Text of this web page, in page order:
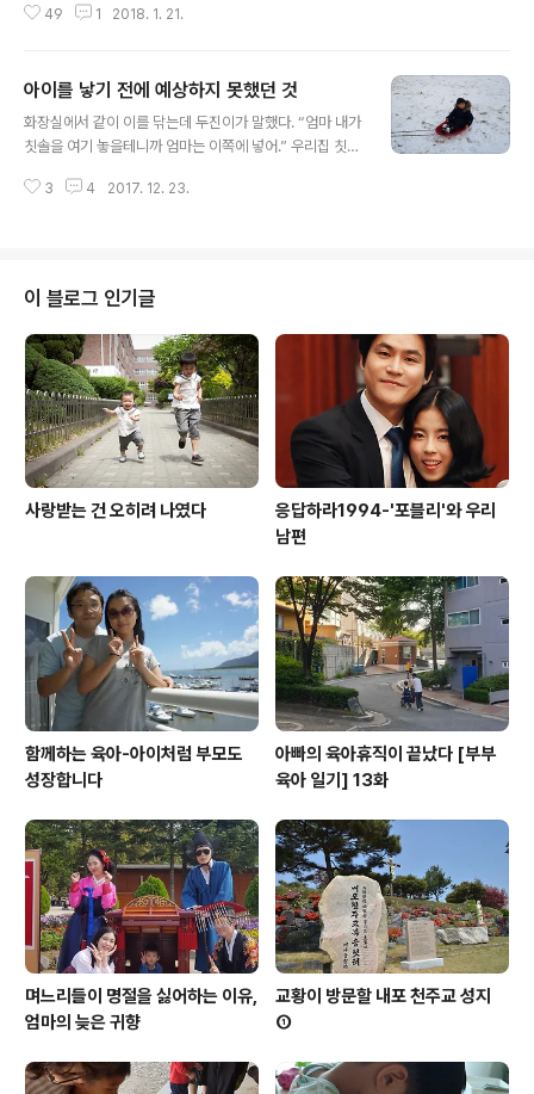
상 위에 앉아 무심히 두진이가 남긴 책을 다시 봤다. 80점
집에서 아이를 돌보는 엄마는 일을 안 하고 있다는 뜻 아닌
단어에 숨은 가사노동과 육아에 대한 경시, 어쩌면 천시를
나도 몰랐던 건가. 한 국회의원이 ‘밥하는 아줌마’라는 표현
을 썼다는 것을 알았을 때는 정말 화가 났다. 국회의원 정도
아휴직 동안 ‘잘 쉬어’, ‘쉬어서 좋겠다’라는 말을 들으면 분
49 1 2018. 1. 21.
아이를 낳기 전에 예상하지 못했던 것
화장실에서 같이 이를 닦는데 두진이가 말했다. “엄마 내가
칫솔을 여기 놓을테니까 엄마는 이쪽에 넣어.” 우리집 칫솔
이 꽂아놓을테니 그 바로 옆에 꽂아넣으라는 뜻이다. “알았
것 같지만 훅 들어오는 말들. 산타할아버지 선물을 받으려
면 일찍 자야 산타할아버지가 우리집을 건너뛰지 않으신다
고 하니 일찍 자리에 누웠다. 궁금해져서 다시 물었다. “두
진아 사랑에 빠진다는 게 뭔지 알아?” “핑크퐁에서 사자랑
사슴이 사랑에 빠져.” 핑크퐁 한글동요에서 사자랑 사슴이
사랑에 빠지는 모양이었..
3 4 2017. 12. 23.
이 블로그 인기글
사랑받는 건 오히려 나였다
응답하라1994-'포블리'와 우리
남편
함께하는 육아-아이처럼 부모도
성장합니다
아빠의 육아휴직이 끝났다 [부부
육아 일기] 13화
며느리들이 명절을 싫어하는 이유,
엄마의 늦은 귀향
교황이 방문할 내포 천주교 성지
①